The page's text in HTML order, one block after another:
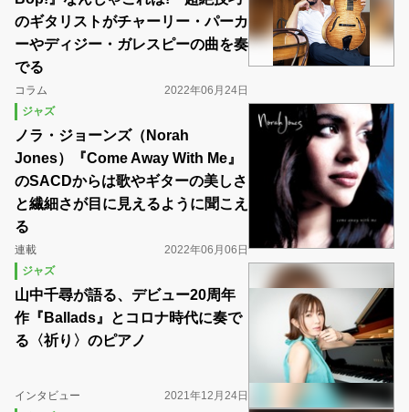
のギタリストがチャーリー・パーカ
ーやディジー・ガレスピーの曲を奏
でる
コラム
2022年06月24日
ジャズ
ノラ・ジョーンズ（Norah
Jones）『Come Away With Me』
のSACDからは歌やギターの美しさ
と繊細さが目に見えるように聞こえ
る
連載
2022年06月06日
ジャズ
山中千尋が語る、デビュー20周年
作『Ballads』とコロナ時代に奏で
る〈祈り〉のピアノ
インタビュー
2021年12月24日